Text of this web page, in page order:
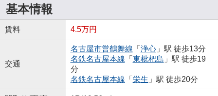
基本情報
賃料 4.5万円
交通
名古屋市営鶴舞線 「 浄心」駅 徒歩13分
名鉄名古屋本線 「 東枇杷島 」駅 徒歩19
分
名鉄名古屋本線 「 栄生 」駅 徒歩20分